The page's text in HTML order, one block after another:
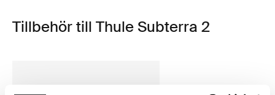
Tillbehör till Thule Subterra 2